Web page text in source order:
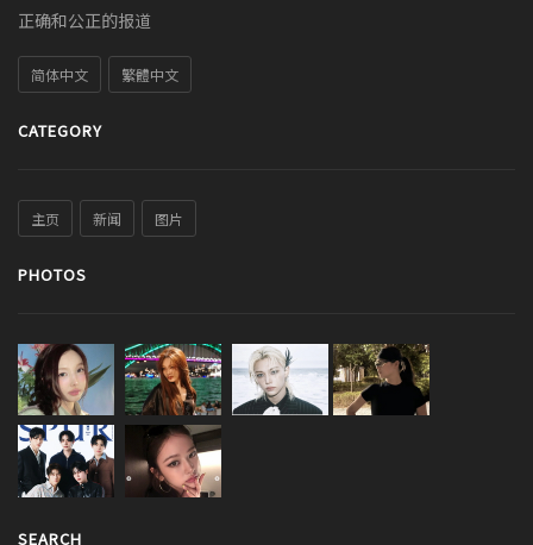
正确和公正的报道
简体中文 繁體中文
CATEGORY
主页 新闻 图片
PHOTOS
SEARCH